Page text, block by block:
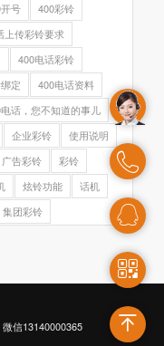
号
400彩铃
上传彩铃要求
400电话彩铃
定
400电话资料
话，您不知道的事儿
企业彩铃
使用说明
广告彩铃
彩铃
炫铃功能
话机
集团彩铃
信13140000365